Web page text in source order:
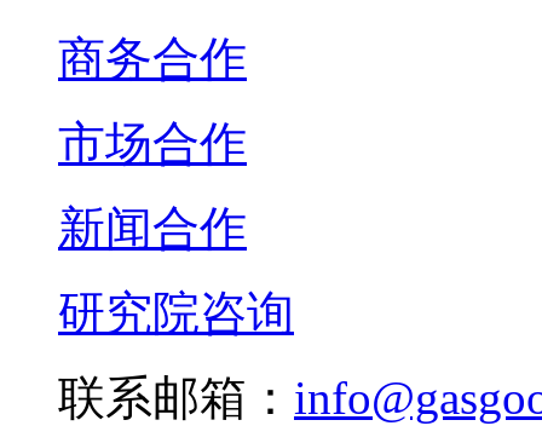
商务合作
市场合作
新闻合作
研究院咨询
联系邮箱：